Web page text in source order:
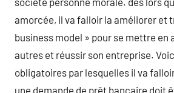
amorcée, il va falloir la améliorer et
business model » pour se mettre en
autres et réussir son entreprise.
obligatoires par lesquelles il va
une demande de prêt bancaire doit